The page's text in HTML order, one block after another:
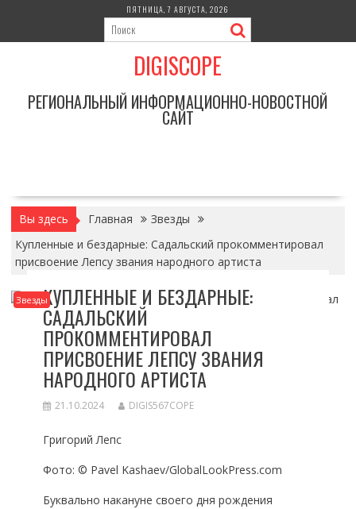
содержимому
ПЯТНИЦА, 7 АВГУСТА, 2026
DIGISCOPE
РЕГИОНАЛЬНЫЙ ИНФОРМАЦИОННО-НОВОСТНОЙ
САЙТ
Вы здесь Главная
Звезды
Купленные и бездарные: Садальский прокомментировал
присвоение Лепсу звания народного артиста
ЗвездыКУПЛЕННЫЕ И БЕЗДАРНЫЕ:
САДАЛЬСКИЙ
ПРОКОММЕНТИРОВАЛ
ПРИСВОЕНИЕ ЛЕПСУ ЗВАНИЯ
НАРОДНОГО АРТИСТА
21.10.2024 DIGIS567COPE
Григорий Лепс
Фото: © Pavel Kashaev/GlobalLookPress.com
Буквально накануне своего дня рождения